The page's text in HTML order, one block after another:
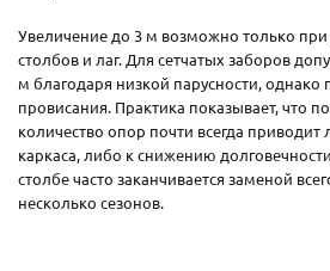
Увеличение до 3 м возможно только
столбов и лаг. Для сетчатых заборов
м благодаря низкой парусности, однако
провисания. Практика показывает, что
количество опор почти всегда
каркаса, либо к снижению
столбе часто заканчивается заменой
несколько сезонов.